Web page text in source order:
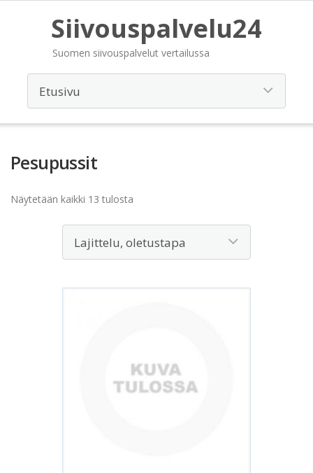
Siivouspalvelu24
Suomen siivouspalvelut vertailussa
Pesupussit
Näytetään kaikki 13 tulosta